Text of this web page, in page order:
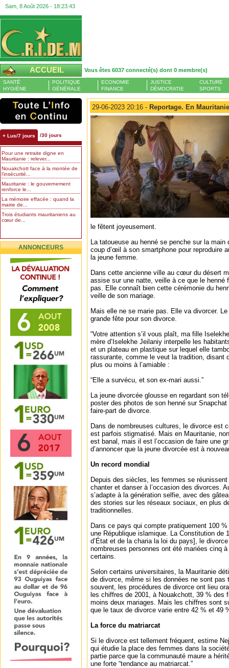
Sam, 8 Août 2026 - 18:23:43
ACCUEIL Vous êtes 6037 connecté(s) dont 0 membre(s)
SANTÉ
HYGIÈNE
POLITIQUE
GÉNÉRALE
ECONOMIE
FINANCE
JUSTICE
DÉMOCRATIE
CULTURE
SPORTS
+ Lus/7 jours /30 jours
Pour une retraite digne en
Mauritanie : relever...
Nouakchott face à la montée de
l’insécurité...
Mauritanie : le gouvernement
renforce le...
La mémoire effacée : quand la
mairie de...
Trois étudiants mauritaniens au
cœur de...
ANNONCEURS
29-06-2023 20:16 - Reportage. En
le fêtent joyeusement.
La tatoueuse au henné se penche sur la
coup d’œil à son smartphone pour reproduire
la jeune femme.
Dans cette ancienne ville au cœur du désert
assise sur une natte, veille à ce que le henné
pas. Elle connaît bien cette cérémonie du
veille de son mariage.
Mais elle ne se marie pas. Elle va divorcer.
grande fête pour son divorce.
“Votre attention s’il vous plaît, ma fille
mère d’Iselekhe Jeilaniy interpelle les
et un plateau en plastique sur lequel elle
rassurante, comme le veut la tradition, disant
plus ou moins à l’amiable :
“Elle a survécu, et son ex-mari aussi.”
La jeune divorcée glousse en regardant son
poster des photos de son henné sur Snapchat
faire-part de divorce.
Dans de nombreuses cultures, le divorce est
est parfois stigmatisé. Mais en Mauritanie,
est banal, mais il est l’occasion de faire une
d’annoncer que la jeune divorcée est à
Un record mondial
Depuis des siècles, les femmes se
chanter et danser à l’occasion des divorces.
s’adapte à la génération selfie, avec des
des stories sur les réseaux sociaux, en plus
traditionnelles.
Dans ce pays qui compte pratiquement 100
une République islamique. La Constitution de
d’État et de la charia la loi du pays], le
nombreuses personnes ont été mariées cinq
certains.
Selon certains universitaires, la Mauritanie
de divorce, même si les données ne sont pas
souvent, les procédures de divorce ont lieu
les chiffres de 2001, à Nouakchott, 39 % des
moins deux mariages. Mais les chiffres sont
que le taux de divorce varie entre 42 % et 49
La force du matriarcat
Si le divorce est tellement fréquent, estime
qui étudie la place des femmes dans la
partie parce que la communauté maure a
une forte “tendance au matriarcat.”